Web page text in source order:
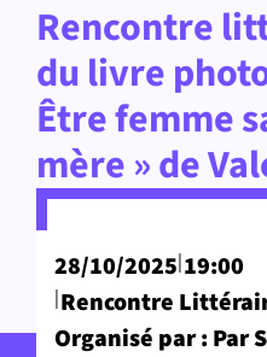
Rencontre
du livre
Être femme
mère » de
28/10/2025|19:00
|Rencontre
Organisé par : Par